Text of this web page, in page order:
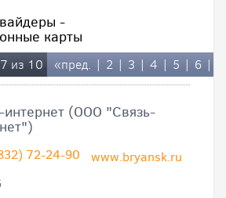
-
карты
из 10 «пред. | 2 | 3 | 4 | 5 | 6 |
интернет (ООО "Связь-
www.bryansk.ru
72-24-90